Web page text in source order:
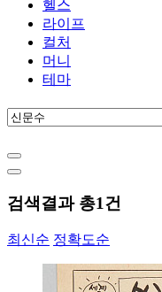
헬스
라이프
컬처
머니
테마
검색결과 총1건
최신순 정확도순